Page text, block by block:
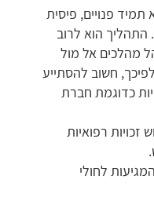
תמיד פנויים, פיסית
התהליך הוא לרוב
מהלכים אל מול
חשוב להסתייע
כדוגמת חברת
רפואיות
לחולי